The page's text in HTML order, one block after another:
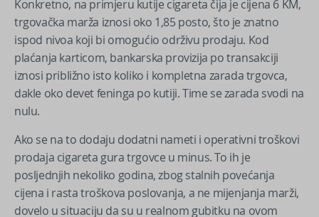
Konkretno, na primjeru kutije cigareta čija je cijena 6 KM,
trgovačka marža iznosi oko 1,85 posto, što je znatno
ispod nivoa koji bi omogućio održivu prodaju. Kod
plaćanja karticom, bankarska provizija po transakciji
iznosi približno isto koliko i kompletna zarada trgovca,
dakle oko devet feninga po kutiji. Time se zarada svodi na
nulu.
Ako se na to dodaju dodatni nameti i operativni troškovi
prodaja cigareta gura trgovce u minus. To ih je
posljednjih nekoliko godina, zbog stalnih povećanja
cijena i rasta troškova poslovanja, a ne mijenjanja marži,
dovelo u situaciju da su u realnom gubitku na ovom